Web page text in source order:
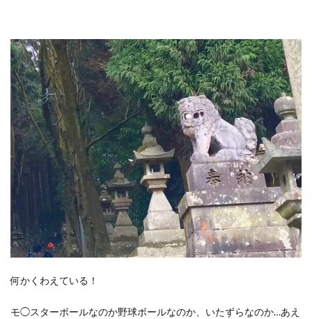
何かくわえている！
モ◯スターボールなのか野球ボールなのか、いたずらなのか…あえ